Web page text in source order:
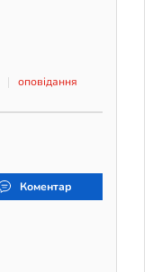
оповідання
Коментар